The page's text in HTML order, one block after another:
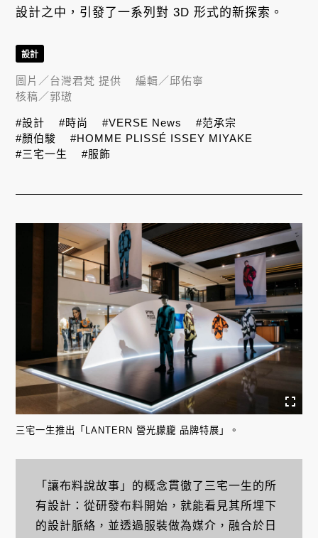
設計之中，引發了一系列對 3D 形式的新探索。
三宅一生推出「LANTERN 營光朦朧 品牌特展」。
「讓布料說故事」的概念貫徹了三宅一生的所
有設計：從研發布料開始，就能看見其所埋下
的設計脈絡，並透過服裝做為媒介，融合於日
設計
圖片／台灣君梵 提供 編輯／ 邱佑寧
核稿／郭璈
#設計 #時尚 #VERSE News
#范承宗
#顏伯駿
#HOMME PLISSÉ ISSEY MIYAKE
#三宅一生
#服飾